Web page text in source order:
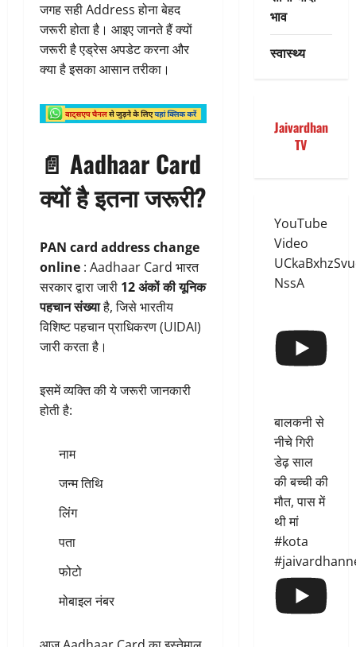
जगह सही Address होना बेहद
जरूरी होता है। आइए जानते हैं क्यों
जरूरी है एड्रेस अपडेट करना और
क्या है इसका आसान तरीका।
📄 Aadhaar Card
क्यों है इतना जरूरी?
PAN card address change
online : Aadhaar Card भारत
सरकार द्वारा जारी 12 अंकों की यूनिक
पहचान संख्याहै, जिसे भारतीय
विशिष्ट पहचान प्राधिकरण (UIDAI)
जारी करता है।
इसमें व्यक्ति की ये जरूरी जानकारी
होती है:
नाम
जन्म तिथि
लिंग
पता
फोटो
मोबाइल नंबर
भाव
स्वास्थ्य
Jaivardhan
TV
YouTube
Video
NssA
बालकनी से
नीचे गिरी
डेढ़ साल
की बच्ची की
मौत, पास में
थी मां
#kota